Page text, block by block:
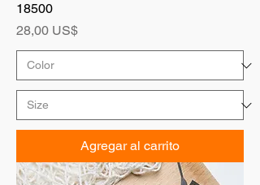
18500
Precio
28,00 US$
Agregar al carrito